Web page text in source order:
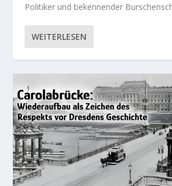
Politiker und bekennender
WEITERLESEN